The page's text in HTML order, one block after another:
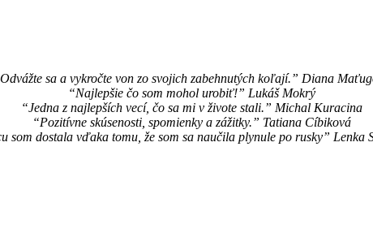
sa a vykročte von zo svojich zabehnutých koľají.” Diana
“Najlepšie čo som mohol urobiť!” Lukáš Mokrý
“Jedna z najlepších vecí, čo sa mi v živote stali.” Michal Kuracina
“Pozitívne skúsenosti, spomienky a zážitky.” Tatiana Cíbiková
som dostala vďaka tomu, že som sa naučila plynule po rusky” Lenka